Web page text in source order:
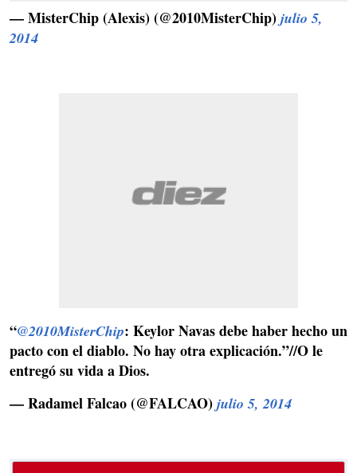
— MisterChip (Alexis) (@2010MisterChip) julio 5,
2014
“@2010MisterChip: Keylor Navas debe haber hecho un
pacto con el diablo. No hay otra explicación.”//O le
entregó su vida a Dios.
— Radamel Falcao (@FALCAO) julio 5, 2014